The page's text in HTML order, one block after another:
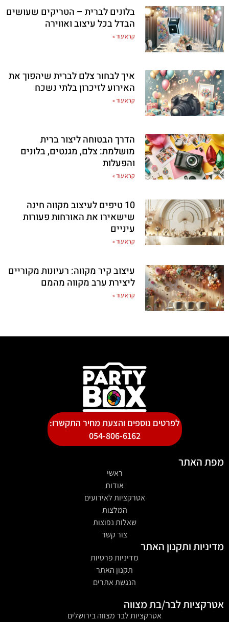
בלונים לברית – הטריקים שעושים
הבדל בכל עיצוב ואווירה
קרא עוד »
איך לבחור צלם לברית שיהפוך את
האירוע לזיכרון בלתי נשכח
קרא עוד »
הדרך הבטוחה ליצור ברית
מושלמת: צלם, מגנטים, בלונים
והפעלות
קרא עוד »
10 טיפים לעיצוב מקווה חינה
שישאירו את האורחות פעורות
עיניים
קרא עוד »
עיצוב קיר מקווה: רעיונות מקוריים
ליצירת ערב מקווה מהמם
קרא עוד »
לפרטים נוספים והצעת מחיר התקשרו:
054-806-6162
מפת האתר
ראשי
אודות
אטרקציות לאירועים
המלצות
שאלות נפוצות
צור קשר
מדיניות ותקנון האתר
מדיניות פרטיות
תקנון האתר
הנגשת אתרים
אטרקציות לבר/בת מצווה
אטרקציות לבר מצווה בירושלים